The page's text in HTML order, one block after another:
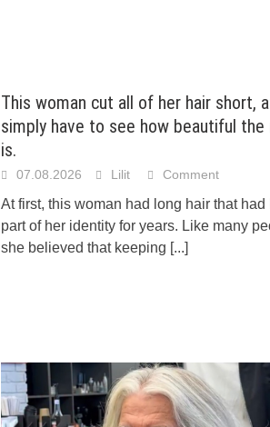
This woman cut all of her hair short,
simply have to see how beautiful the
is.
07.08.2026 Lilit Comment
At first, this woman had long hair that had
part of her identity for years. Like many
she believed that keeping [...]